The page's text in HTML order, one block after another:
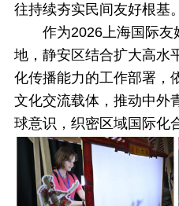
往持续夯实民间友好根基。
作为2026上海国际
地，静安区结合扩大高水
化传播能力的工作部署，
文化交流载体，推动中外
球意识，织密区域国际化